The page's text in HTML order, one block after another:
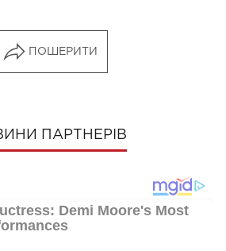
ПОШЕРИТИ
ПАРТНЕРІВ